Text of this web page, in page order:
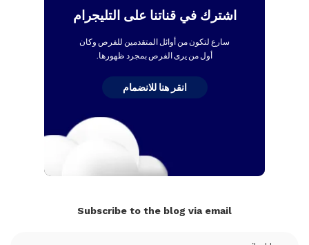
اشترك في قناتنا على التليجرام
سارع لتكون من أوائل المتقدمين للفرص وكان
أول من يرى الفرص بمجرد ظهورها.
انقر هنا للانضمام
Subscribe to the blog via email